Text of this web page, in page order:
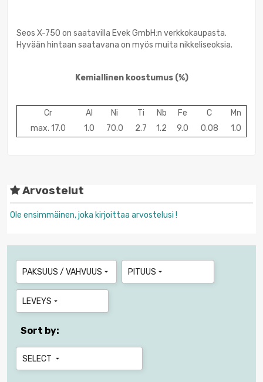
Seos X-750 on saatavilla Evek GmbH:n verkkokaupasta.
Hyvään hintaan saatavana on myös muita nikkeliseoksia.
Kemiallinen koostumus (%)
Cr Al Ni Ti Nb Fe C
Mn
max. 17.0
1.0 70.0 2.7 1.2 9.0 0.08 1.0
Arvostelut
Ole ensimmäinen, joka kirjoittaa arvostelusi !
PAKSUUS / VAHVUUS  PITUUS 
LEVEYS 
Sort by:
SELECT 